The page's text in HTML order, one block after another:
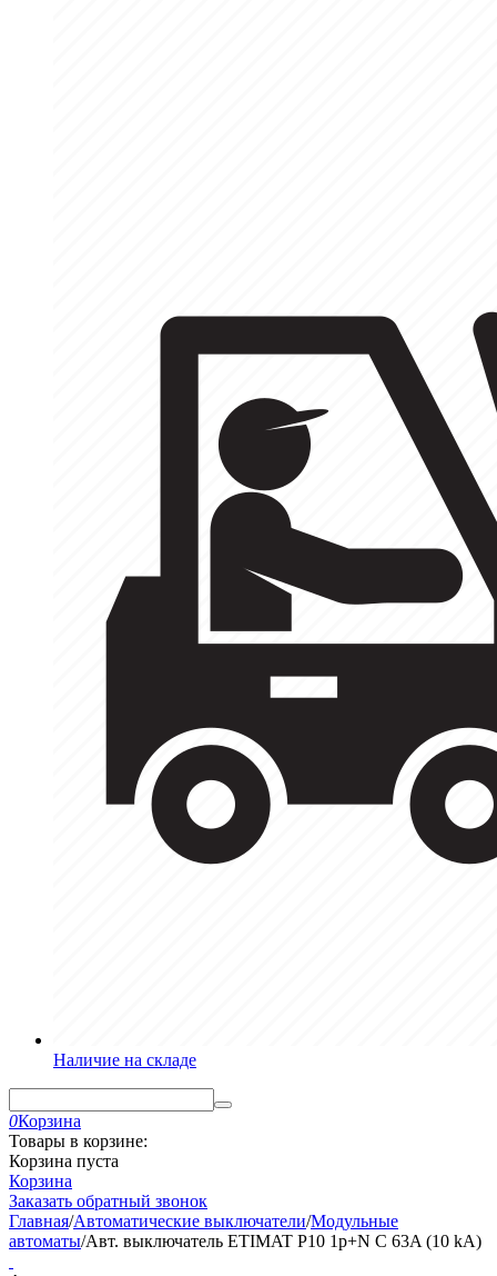
Наличие на складе
0Корзина
Товары в корзине:
Корзина пуста
Корзина
Заказать обратный звонок
Главная/Автоматические выключатели/Модульные
автоматы/Авт. выключатель ETIMAT P10 1p+N C 63A (10 kA)